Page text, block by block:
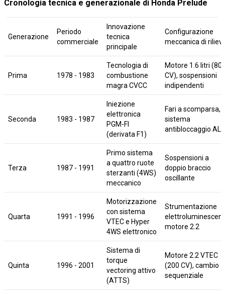
Cronologia tecnica e generazionale di Honda Prelude
Generazione
Periodo
commerciale
Innovazione
tecnica
principale
Configurazione
meccanica di
Prima 1978 - 1983
Tecnologia di
combustione
magra CVCC
Motore 1.6 litri (80
CV), sospensioni
indipendenti
Seconda 1983 - 1987
Iniezione
elettronica
PGM-FI
(derivata F1)
Fari a scomparsa,
sistema
antibloccaggio ALB
Terza 1987 - 1991
Primo sistema
a quattro ruote
sterzanti (4WS)
meccanico
Sospensioni a
doppio braccio
oscillante
Quarta 1991 - 1996
Motorizzazione
con sistema
VTEC e Hyper
4WS elettronico
Strumentazione
motore 2.2
Quinta 1996 - 2001
Sistema di
torque
vectoring attivo
(ATTS)
Motore 2.2 VTEC
(200 CV), cambio
sequenziale